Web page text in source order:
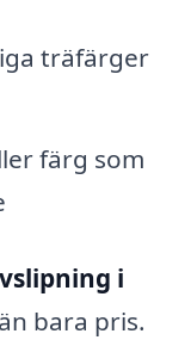
träfärger
färg som
i
bara pris.